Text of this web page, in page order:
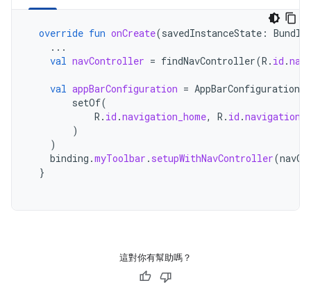
override fun onCreate(savedInstanceState :
...
val navController = findNavController(R . id .
val appBarConfiguration = AppBarConfiguration
setOf(
R . id .navigation_home, R . id .
)
)
binding .myToolbar . setupWithNavController(
}
這對你有幫助嗎？